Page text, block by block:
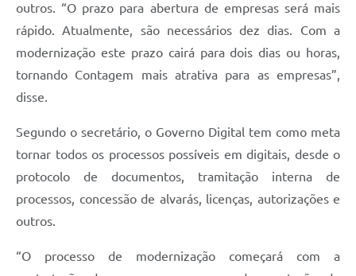
outros. “O prazo para abertura de empresas será mais
rápido. Atualmente, são necessários dez dias. Com a
modernização este prazo cairá para dois dias ou horas,
tornando Contagem mais atrativa para as empresas”,
disse.
Segundo o secretário, o Governo Digital tem como meta
tornar todos os processos possíveis em digitais, desde o
protocolo de documentos, tramitação interna de
processos, concessão de alvarás, licenças, autorizações e
outros.
“O processo de modernização começará com a